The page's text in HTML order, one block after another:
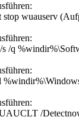
stop wuauserv
s /q
/